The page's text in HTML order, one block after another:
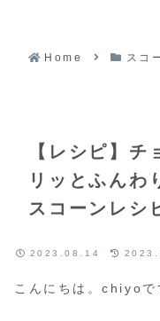
Home スコ
【レシピ】
リッとふんわ
スコーンレシ
2023.08.14
こんにちは。chiyoで